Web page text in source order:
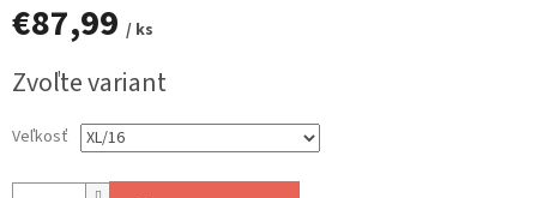
€87,99 / ks
cena:
Zvoľte variant
Veľkosť